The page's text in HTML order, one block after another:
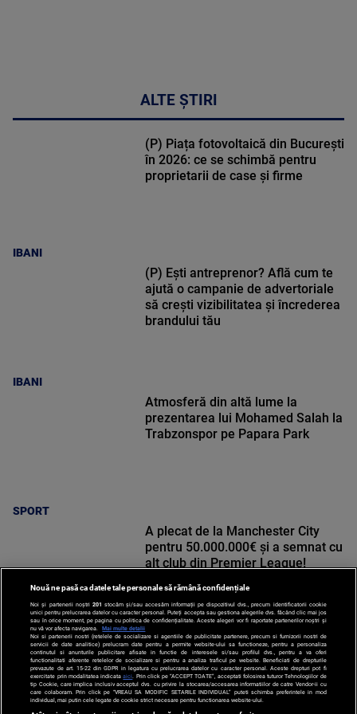
ALTE ȘTIRI
IBANI
(P) Piața fotovoltaică din București
în 2026: ce se schimbă pentru
proprietarii de case și firme
IBANI
(P) Ești antreprenor? Află cum te
ajută o campanie de advertoriale
să crești vizibilitatea și încrederea
brandului tău
SPORT
Atmosferă din altă lume la
prezentarea lui Mohamed Salah la
Trabzonspor pe Papara Park
SPORT
A plecat de la Manchester City
pentru 50.000.000€ și a semnat cu
alt club din Premier League!
Nouă ne pasă ca datele tale personale să rămână confidențiale
Noi și partenerii noștri 201 stocăm și/sau accesăm informații pe dispozitivul dvs., precum identificatorii cookie
unici pentru prelucrarea datelor cu caracter personal. Puteți accepta sau gestiona alegerile dvs. făcând clic mai jos
sau în orice moment, pe pagina cu politica de confidențialitate. Aceste alegeri vor fi raportate partenerilor noștri și
nu vă vor afecta navigarea.
Mai multe detalii
Noi si partenerii nostri (retelele de socializare si agentiile de publicitate partenere, precum si furnizorii nostri de
servicii de date analitice) prelucram date pentru a permite website-ului sa functioneze, pentru a personaliza
continutul si anunturile publicitare afisate in functie de interesele si/sau profilul dvs., pentru a va oferi
functionalitati aferente retelelor de socializare si pentru a analiza traficul pe website. Beneficiati de drepturile
prevazute de art. 15-22 din GDPR in legatura cu prelucrarea datelor cu caracter personal. Aceste drepturi pot fi
exercitate prin modalitatea indicataaici . Prin click pe “ACCEPT TOATE”, acceptati folosirea tuturor Tehnologiilor de
tip Cookie, care implica inclusiv acceptul dvs. cu privire la stocarea/accesarea informatiilor de catre Vendor-ii cu
care colaboram. Prin click pe “VREAU SA MODIFIC SETARILE INDIVIDUAL” puteti schimba preferintele in mod
individual, mai putin cele legate de cookie strict necesare pentru functionarea website-ului.